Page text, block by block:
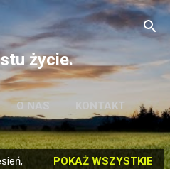
zawartości
życie.
O NAS KONTAKT
POKAŻ WSZYSTKIE